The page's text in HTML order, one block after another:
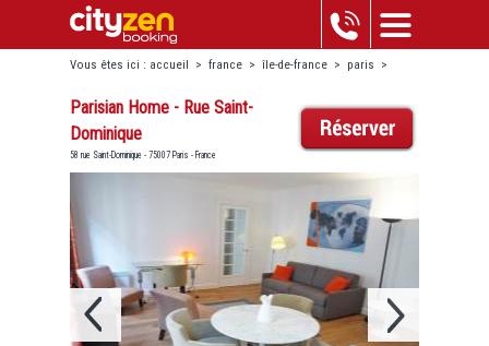
Vous êtes ici : accueil > france > île-de-france > paris >
invalides >parisian home - rue saint-dominique
Parisian Home - Rue Saint-
Dominique
58 rue Saint-Dominique - 75007 Paris - France